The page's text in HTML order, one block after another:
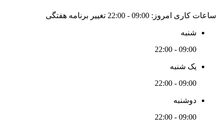
ساعات کاری امروز: 09:00 - 22:00 تغییر برنامه هفتگی
شنبه
09:00 - 22:00
یک شنبه
09:00 - 22:00
دوشنبه
09:00 - 22:00